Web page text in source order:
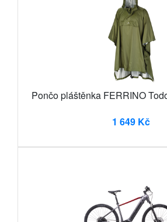
Pončo pláštěnka FERRINO
1 649 Kč